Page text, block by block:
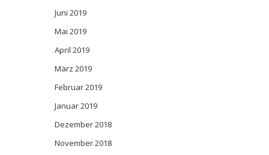
Juni 2019
Mai 2019
April 2019
März 2019
Februar 2019
Januar 2019
Dezember 2018
November 2018